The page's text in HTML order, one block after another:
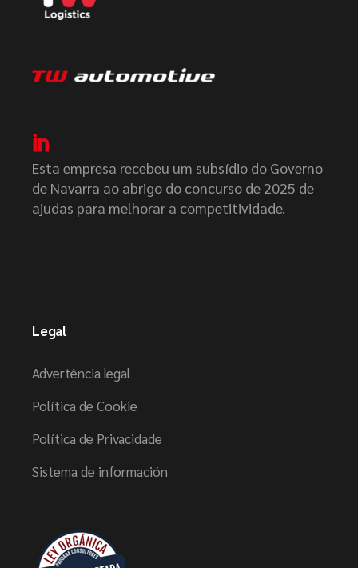
Esta empresa recebeu um subsídio do Governo
de Navarra ao abrigo do concurso de 2025 de
ajudas para melhorar a competitividade.
Legal
Advertência legal
Política de Cookie
Política de Privacidade
Sistema de información